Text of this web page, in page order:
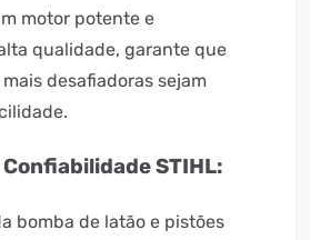
motor potente e
qualidade, garante que
desafiadoras sejam
STIHL:
bomba de latão e pistões